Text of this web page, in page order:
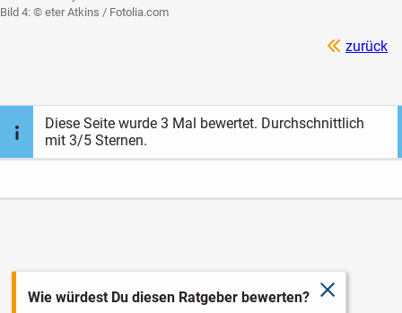
Bild 4: © eter Atkins / Fotolia.com
zurück
Diese Seite wurde 3 Mal bewertet. Durchschnittlich
mit 3/5 Sternen.
schließen
Wie würdest Du diesen Ratgeber bewerten?